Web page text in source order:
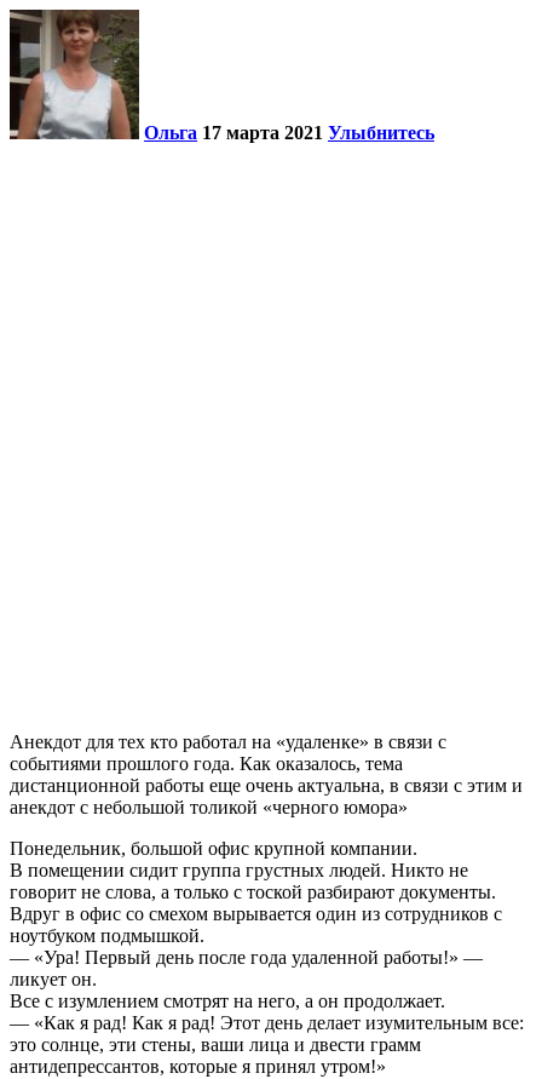
Ольга 17 марта 2021 Улыбнитесь
Анекдот для тех кто работал на «удаленке» в связи с
событиями прошлого года. Как оказалось, тема
дистанционной работы еще очень актуальна, в связи с этим и
анекдот с небольшой толикой «черного юмора»
Понедельник, большой офис крупной компании.
В помещении сидит группа грустных людей. Никто не
говорит не слова, а только с тоской разбирают документы.
Вдруг в офис со смехом вырывается один из сотрудников с
ноутбуком подмышкой.
— «Ура! Первый день после года удаленной работы!» —
ликует он.
Все с изумлением смотрят на него, а он продолжает.
— «Как я рад! Как я рад! Этот день делает изумительным все:
это солнце, эти стены, ваши лица и двести грамм
антидепрессантов, которые я принял утром!»